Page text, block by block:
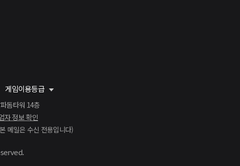
게임이용등급
돔타워 14층
자 정보 확인
일은 수신 전용입니다)